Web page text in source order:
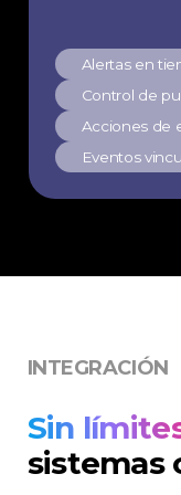
Alertas en
Control de
Acciones de
Eventos
INTEGRACIÓN
Sin
sistemas